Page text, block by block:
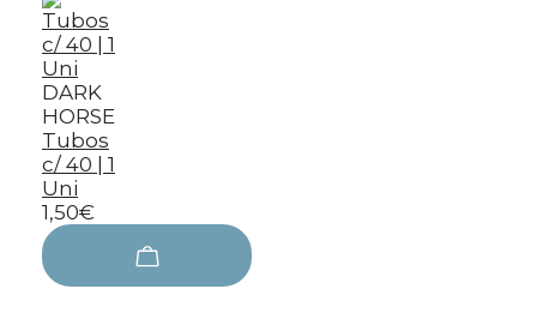
DARK
HORSE
Tubos
c/ 40 | 1
Uni
1,50€